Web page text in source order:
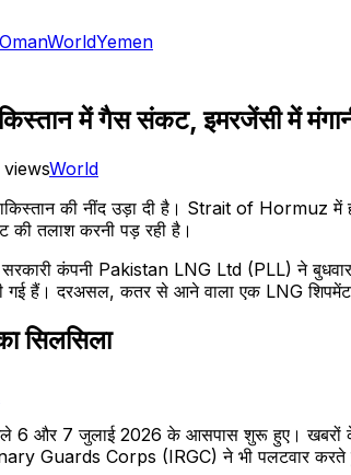
OmanWorldYemen
में गैस संकट, इमरजेंसी में
viewsWorld
की नींद उड़ा दी है। Strait of Hormuz
की तलाश करनी पड़ रही है।
कंपनी Pakistan LNG Ltd (PLL) ने
हैं। दरअसल, कतर से आने वाला एक LNG शिपमेंट
सिलसिला
6 और 7 जुलाई 2026 के आसपास शुरू हुए। खबरों के
Guards Corps (IRGC) ने भी पलटवार करते